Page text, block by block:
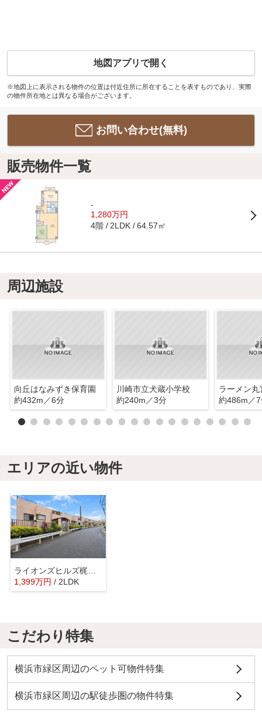
地図アプリで開く
※地図上に表示される物件の位置は付近住所に所在することを表すものであり、実際
の物件所在地とは異なる場合がございます。
お問い合わせ(無料)
販売物件一覧
-
1,280万円
4階 2LDK 64.57㎡
周辺施設
向丘はなみずき保育園
約432m／6分
川崎市立犬蔵小学校
約240m／3分
ラーメン丸
約486m／
エリアの近い物件
ライオンズヒルズ梶ヶ谷
1,399万円 / 2LDK
こだわり特集
横浜市緑区周辺のペット可物件特集
横浜市緑区周辺の駅徒歩圏の物件特集